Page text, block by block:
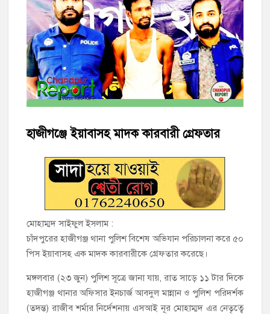
‘জনগণের ভোটে নির্বাচিত হয়ে ফরিদগঞ্জের উন্নয়নে কাজ করছি’ :
আলহাজ্ব এমএ হান্নান এমপি
নৌ পুলিশ ফাঁড়ির নাকের ডগায় কারেন্ট জালের দাপট, মতলবে প্রকাশ্যে
নিষিদ্ধ জাল মেরামত ও মাছ শিকার
হাজীগঞ্জ ডিগ্রি কলেজ গভীর শ্রদ্ধার সঙ্গে জুলাই গণঅভ্যুত্থানের সকল
শহীদকে স্মরণ
হাজীগঞ্জের যুবধারা সমবায় ক্ষুদ্রঋণ পুনরায় চালু করে মানুষের আমানতের
টাকা পরিশোধ করা হবে
হাজীগঞ্জে ইয়াবাসহ মাদক কারবারী গ্রেফতার
মোহাম্মদ সাইফুল ইসলাম :
চাঁদপুরের হাজীগঞ্জ থানা পুলিশ বিশেষ অভিযান পরিচালনা করে ৫০
পিস ইয়াবাসহ এক মাদক কারবারীকে গ্রেফতার করেছে।
মঙ্গলবার (২৩ জুন) পুলিশ সূত্রে জানা যায়, রাত সাড়ে ১১ টার দিকে
হাজীগঞ্জ থানার অফিসার ইনচার্জ আবদুল মান্নান ও পুলিশ পরিদর্শক
(তদন্ত) রাজীব শর্মার নির্দেশনায় এসআই নূর মোহাম্মদ এর নেতৃত্বে